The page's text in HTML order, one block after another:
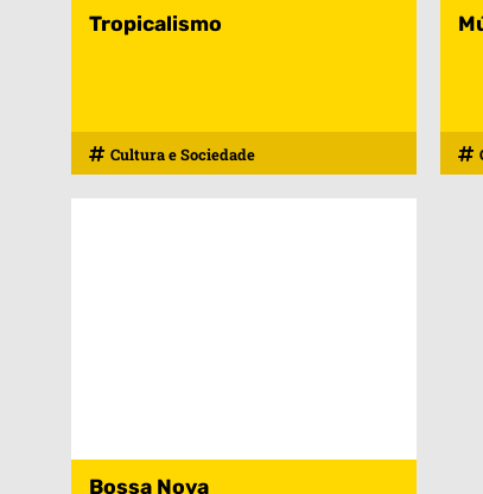
Tropicalismo
Cultura e Sociedade
Bossa Nova